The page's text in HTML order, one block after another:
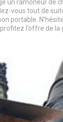
un ramoneur de
vous tout de
portable.
l’offre de la